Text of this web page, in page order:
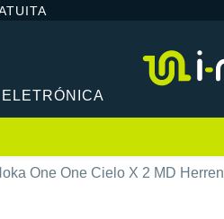
ELETRÓNICA
One One Cielo X 2 MD Herren